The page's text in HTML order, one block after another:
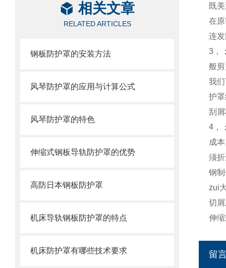
相关文章
RELATED ARTICLES
钢板防护罩的安装方法
风琴防护罩的应用与计算公式
风琴防护罩的特色
伸缩式钢板导轨防护罩的优势
高防日本钢板防护罩
机床导轨钢板防护罩的特点
机床防护罩有哪些技术要求
既
在
连
3，
般
我
护
刮
4，
成
须
钢
zui
切
伸
留